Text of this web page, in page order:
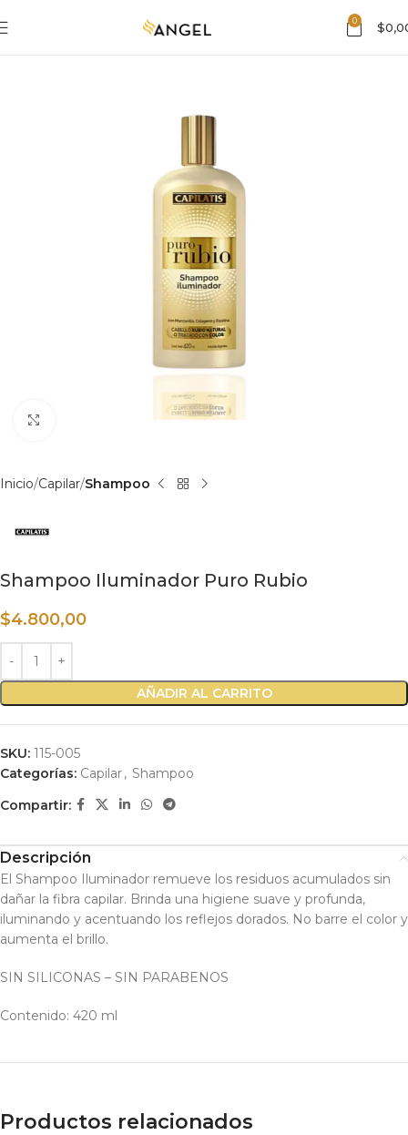
0 $
Haga clic para ampliar
Inicio Capilar Shampoo
Shampoo Iluminador Puro Rubio
$4.800,00
AÑADIR AL CARRITO
SKU: 115-005
Categorías: Capilar, Shampoo
Compartir:
Descripción
El Shampoo Iluminador remueve los residuos acumulados sin
dañar la fibra capilar. Brinda una higiene suave y profunda,
iluminando y acentuando los reflejos dorados. No barre el color y
aumenta el brillo.
SIN SILICONAS – SIN PARABENOS
Contenido: 420 ml
Productos relacionados